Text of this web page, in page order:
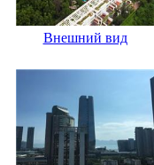
Внешний вид